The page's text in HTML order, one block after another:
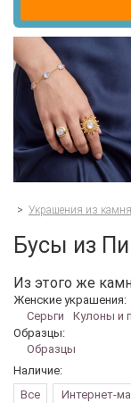
> Украшения из камня
Бусы из
Из этого же
Женские украшения:
Серьги
Кулоны и
Образцы:
Образцы
Наличие:
Все
Интернет-